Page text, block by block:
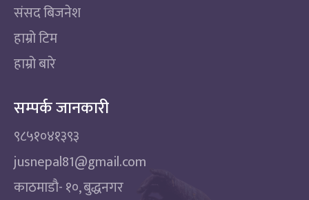
संसद बिजनेश
हाम्रो टिम
हाम्रो बारे
सम्पर्क जानकारी
९८५१०४१३९३
jusnepal81@gmail.com
काठमाडाै‌- १०, बुद्धनगर